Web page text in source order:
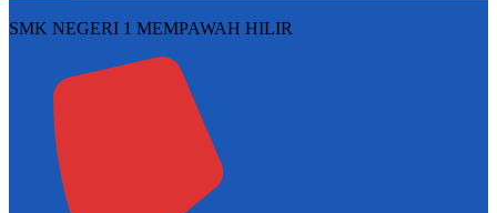
SMK NEGERI 1 MEMPAWAH HILIR